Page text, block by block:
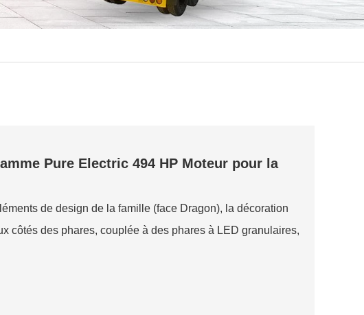
Pure Electric 494 HP Moteur pour la
de design de la famille (face Dragon), la décoration
côtés des phares, couplée à des phares à LED granulaires,